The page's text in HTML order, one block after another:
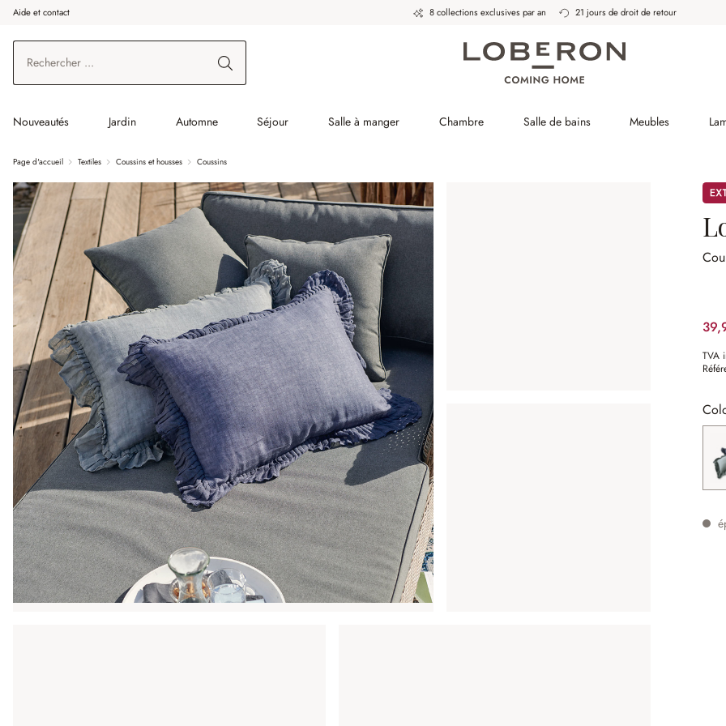
au contenu principal
Aller à la recherche
Aller à la navigation principale
Aide et contact 8 collections exclusives par an 21 jours de droit de retour
Nouveautés Jardin Automne Séjour Salle à manger Chambre Salle de bains Meubles
Page d'accueil Textiles Coussins et housses Coussins
TVA